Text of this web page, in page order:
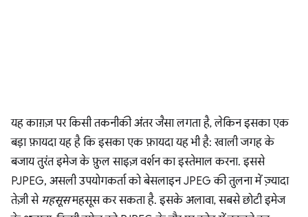
यह काग़ज़ पर किसी तकनीकी अंतर जैसा लगता है, लेकिन इसका एक
बड़ा फ़ायदा यह है कि इसका एक फ़ायदा यह भी है: खाली जगह के
बजाय तुरंत इमेज के फ़ुल साइज़ वर्शन का इस्तेमाल करना. इससे
PJPEG, असली उपयोगकर्ता को बेसलाइन JPEG की तुलना में ज़्यादा
तेज़ी से महसूसमहसूस कर सकता है. इसके अलावा, सबसे छोटी इमेज